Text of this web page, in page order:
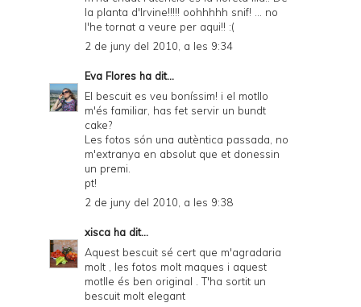
la planta d'Irvine!!!!! oohhhhh snif! ... no
l'he tornat a veure per aqui!! :(
2 de juny del 2010, a les 9:34
Eva Flores ha dit...
El bescuit es veu boníssim! i el motllo
m'és familiar, has fet servir un bundt
cake?
Les fotos són una autèntica passada, no
m'extranya en absolut que et donessin
un premi.
pt!
2 de juny del 2010, a les 9:38
xisca ha dit...
Aquest bescuit sé cert que m'agradaria
molt , les fotos molt maques i aquest
motlle és ben original . T'ha sortit un
bescuit molt elegant